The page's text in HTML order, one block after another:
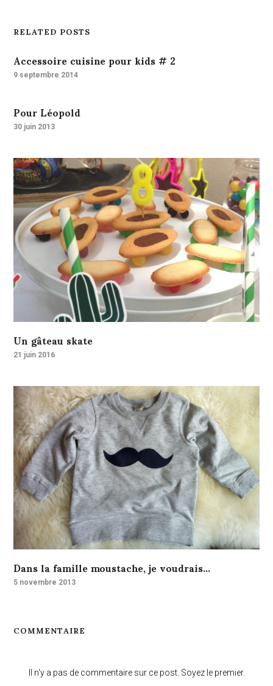
RELATED POSTS
Accessoire cuisine pour kids # 2
9 septembre 2014
Pour Léopold
30 juin 2013
Un gâteau skate
21 juin 2016
Dans la famille moustache, je voudrais…
5 novembre 2013
COMMENTAIRE
Il n'y a pas de commentaire sur ce post. Soyez le premier.